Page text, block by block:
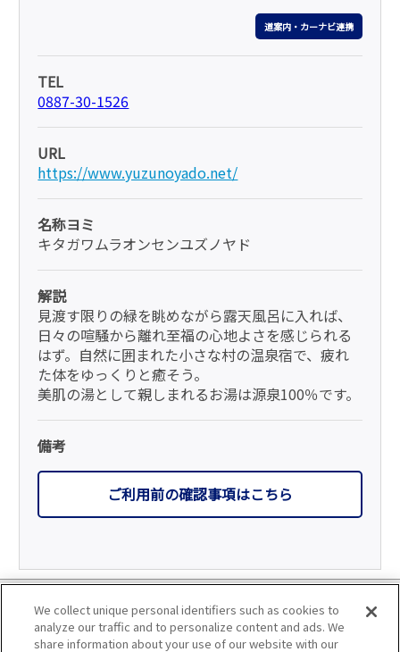
道案内・カーナビ連携
TEL
0887-30-1526
URL
https://www.yuzunoyado.net/
名称ヨミ
キタガワムラオンセンユズノヤド
解説
見渡す限りの緑を眺めながら露天風呂に入れば、
日々の喧騒から離れ至福の心地よさを感じられる
はず。自然に囲まれた小さな村の温泉宿で、疲れ
た体をゆっくりと癒そう。
美肌の湯として親しまれるお湯は源泉100％です。
備考
ご利用前の確認事項はこちら
個人情報の取り扱いについて
We collect unique personal identifiers such as cookies to
analyze our traffic and to personalize content and ads. We
share information about your use of our website with our